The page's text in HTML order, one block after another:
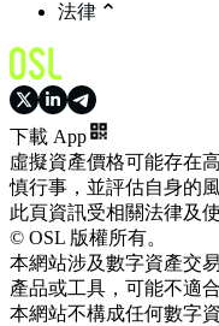
法律
下載 App
虛擬資產價格可能存在
慎行事，並評估自身的
此頁資訊受相關法律及
© OSL 版權所有。
本網站涉及數字資產交
產品或工具，可能不適
本網站不構成任何數字